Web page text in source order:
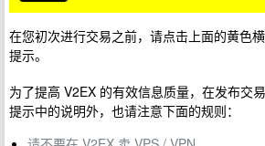
在您初次进行交易之前，请点击上面的黄色
提示。
为了提高 V2EX 的有效信息质量，在发布交
提示中的说明外，也请注意下面的规则：